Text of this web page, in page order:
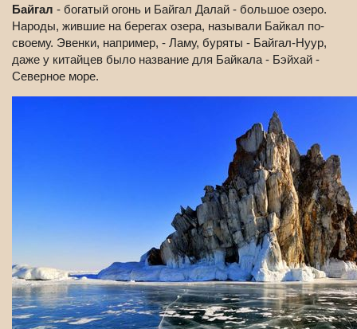
Байгал - богатый огонь и Байгал Далай - большое озеро.
Народы, жившие на берегах озера, называли Байкал по-
своему. Эвенки, например, - Ламу, буряты - Байгал-Нуур,
даже у китайцев было название для Байкала - Бэйхай -
Северное море.